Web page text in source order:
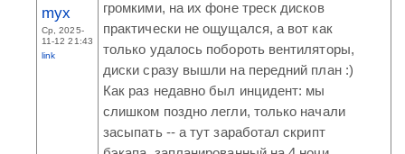
myx
Ср, 2025-
11-12 21:43
link
громкими, на их фоне треск дисков
практически не ощущался, а вот как
только удалось побороть вентиляторы,
диски сразу вышли на передний план :)
Как раз недавно был инцидент: мы
слишком поздно легли, только начали
засыпать -- а тут заработал скрипт